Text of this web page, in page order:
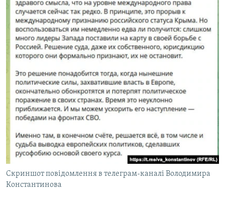
Скриншот повідомлення в телеграм-каналі Володимира
Константинова